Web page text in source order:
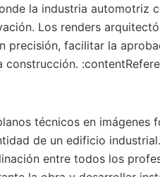
la industria automotriz
Los renders
precisión, facilitar la
técnicos en imágenes
de un edificio
entre todos los